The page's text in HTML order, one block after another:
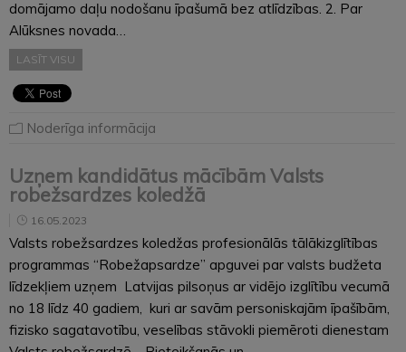
domājamo daļu nodošanu īpašumā bez atlīdzības. 2. Par
Alūksnes novada…
LASĪT VISU
Noderīga informācija
Uzņem kandidātus mācībām Valsts
robežsardzes koledžā
16.05.2023
Valsts robežsardzes koledžas profesionālās tālākizglītības
programmas “Robežapsardze” apguvei par valsts budžeta
līdzekļiem uzņem Latvijas pilsoņus ar vidējo izglītību vecumā
no 18 līdz 40 gadiem, kuri ar savām personiskajām īpašībām,
fizisko sagatavotību, veselības stāvokli piemēroti dienestam